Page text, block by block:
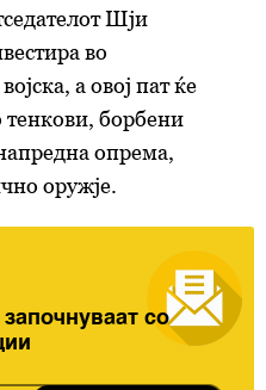
Шји
во
а овој пат ќе
борбени
опрема,
оружје.
со